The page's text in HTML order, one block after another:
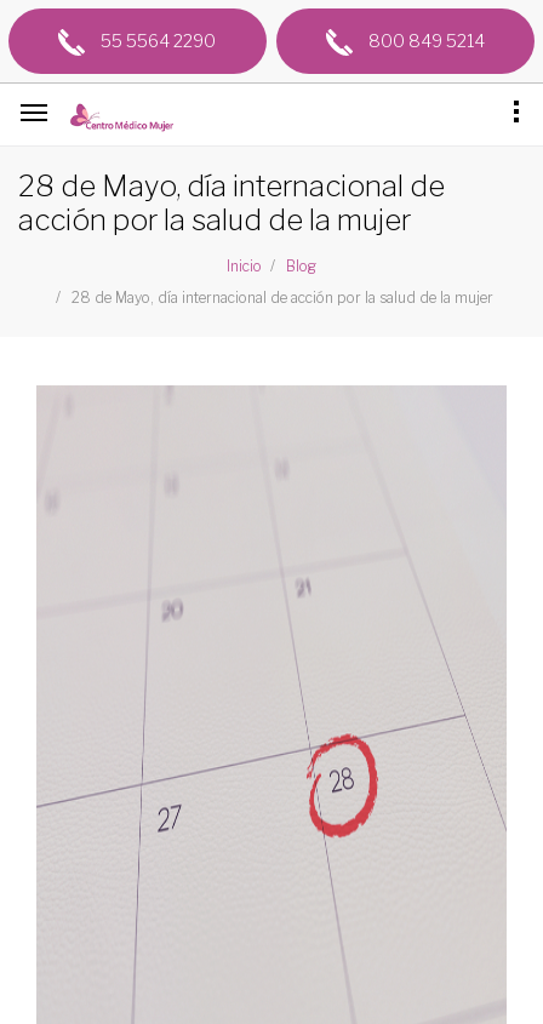
55 5564 2290 800 849 5214
28 de Mayo, día internacional de
acción por la salud de la mujer
Inicio
Blog
28 de Mayo, día internacional de acción por la salud de la mujer